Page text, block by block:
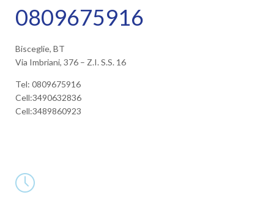
0809675916
Bisceglie, BT
Via Imbriani, 376 – Z.I. S.S. 16
Tel: 0809675916
Cell:3490632836
Cell:3489860923
